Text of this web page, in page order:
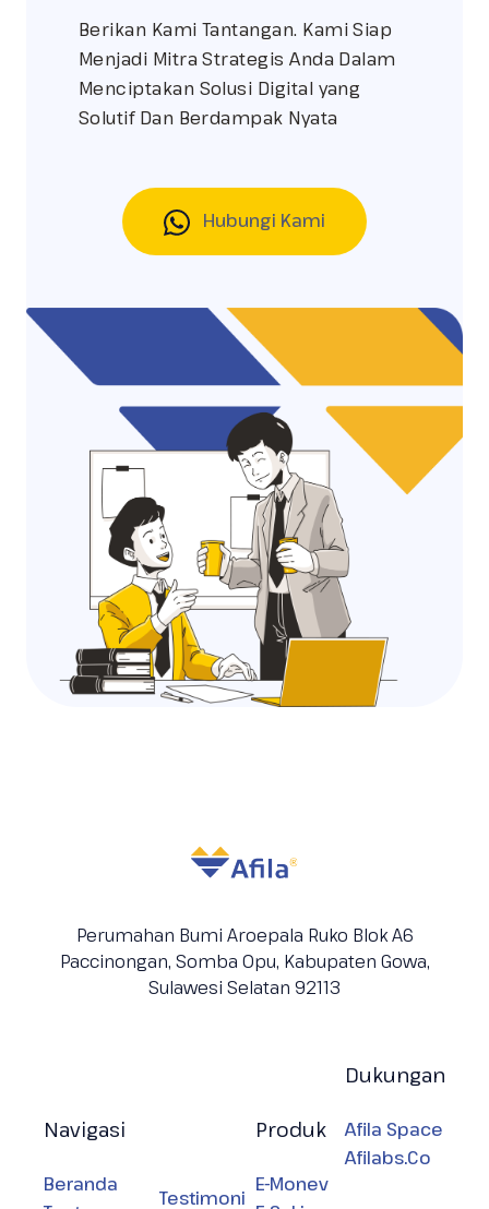
Berikan Kami Tantangan. Kami Siap
Menjadi Mitra Strategis Anda Dalam
Menciptakan Solusi Digital yang
Solutif Dan Berdampak Nyata
Hubungi Kami
Perumahan Bumi Aroepala Ruko Blok A6
Paccinongan, Somba Opu, Kabupaten Gowa,
Sulawesi Selatan 92113
Navigasi
Beranda
Testimoni
Produk
E-Monev
Dukungan
Afila Space
Afilabs.Co